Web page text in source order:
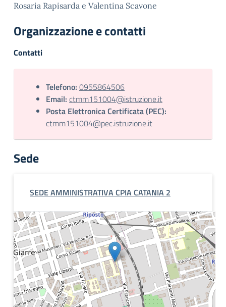
Rosaria Rapisarda e Valentina Scavone
Organizzazione e contatti
Contatti
Telefono: 0955864506
Email: ctmm151004@istruzione.it
Posta Elettronica Certificata (PEC):
ctmm151004@pec.istruzione.it
Sede
SEDE AMMINISTRATIVA CPIA CATANIA 2